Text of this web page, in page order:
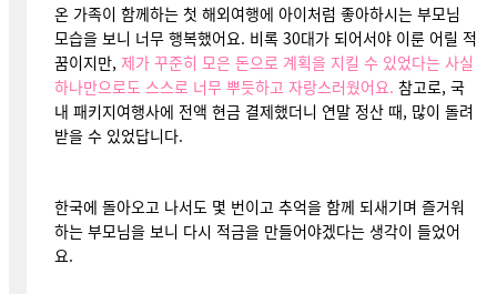
온 가족이 함께하는 첫 해외여행에 아이처럼 좋아하시는 부모님
모습을 보니 너무 행복했어요. 비록 30대가 되어서야 이룬 어릴 적
꿈이지만, 제가 꾸준히 모은 돈으로 계획을 지킬 수 있었다는 사실
하나만으로도 스스로 너무 뿌듯하고 자랑스러웠어요. 참고로, 국
내 패키지여행사에 전액 현금 결제했더니 연말 정산 때, 많이 돌려
받을 수 있었답니다.
한국에 돌아오고 나서도 몇 번이고 추억을 함께 되새기며 즐거워
하는 부모님을 보니 다시 적금을 만들어야겠다는 생각이 들었어
요.